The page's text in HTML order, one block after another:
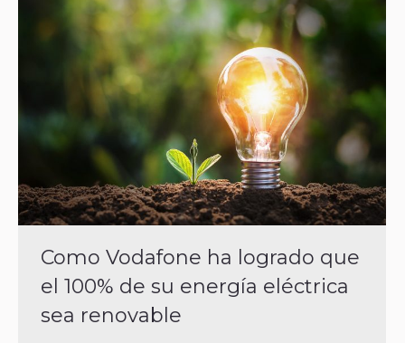
Como Vodafone ha logrado que
el 100% de su energía eléctrica
sea renovable